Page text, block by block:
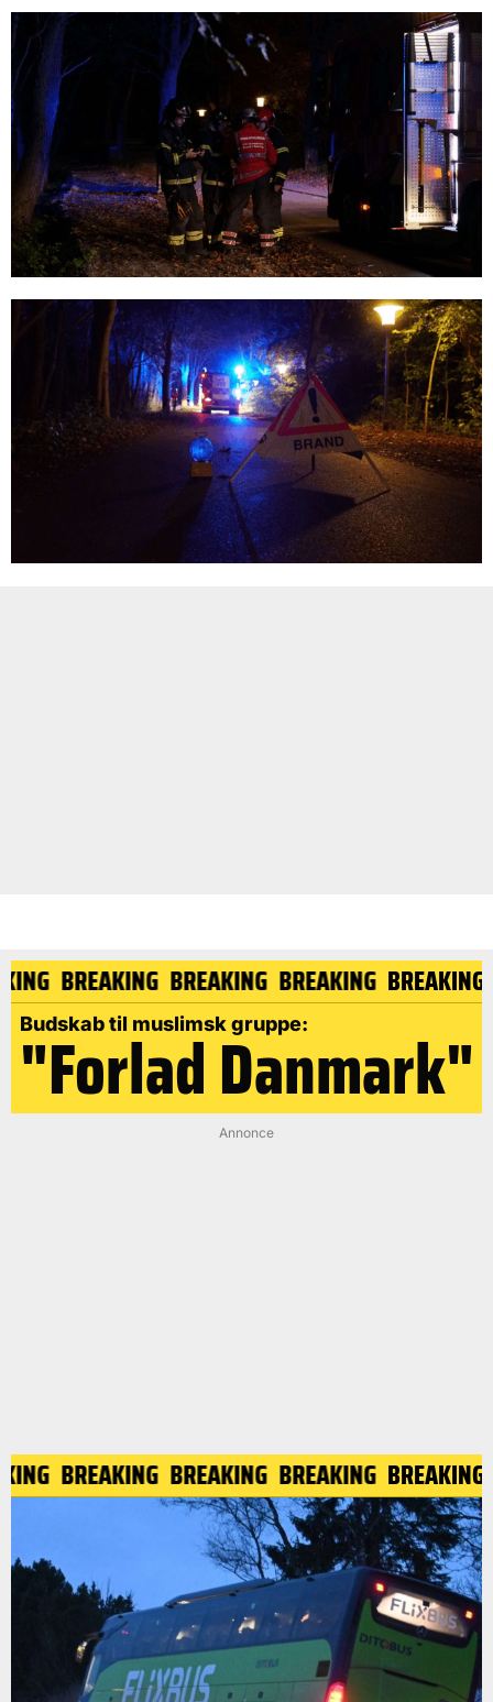
BREAKING BREAKING BREAKING BREAKING
Budskab til muslimsk gruppe:
"Forlad Danmark"
Annonce
BREAKING BREAKING BREAKING BREAKING